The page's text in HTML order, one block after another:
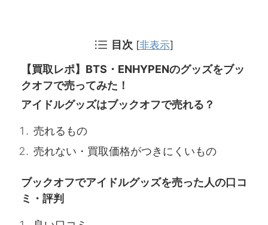
目次 [非表示]
【買取レポ】BTS・ENHYPENのグッズをブッ
クオフで売ってみた！
アイドルグッズはブックオフで売れる？
売れるもの
売れない・買取価格がつきにくいもの
ブックオフでアイドルグッズを売った人の口コ
ミ・評判